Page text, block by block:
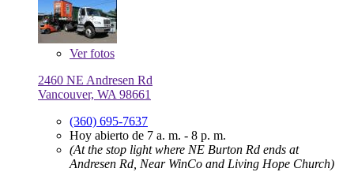
Verfotos
2460 NE Andresen Rd
Vancouver, WA 98661
(360) 695-7637
Hoy abierto de 7 a. m. - 8 p. m.
(At the stop light where NE Burton Rd ends at
Andresen Rd, Near WinCo and Living Hope Church)